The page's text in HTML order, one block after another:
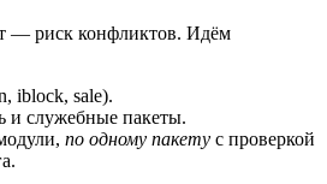
— риск конфликтов. Идём
iblock, sale).
и служебные пакеты.
по одному пакету с проверкой